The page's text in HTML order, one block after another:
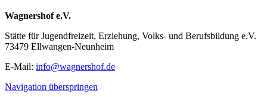
Wagnershof e.V.
Stätte für Jugendfreizeit, Erziehung, Volks- und Berufsbildung e.V.
73479 Ellwangen-Neunheim
E-Mail: info@wagnershof.de
Navigation überspringen